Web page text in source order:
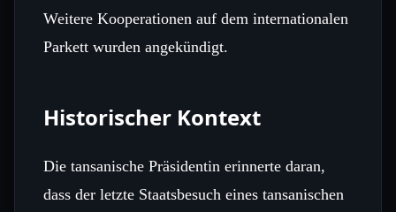
Weitere Kooperationen auf dem internationalen
Parkett wurden angekündigt.
Historischer Kontext
Die tansanische Präsidentin erinnerte daran,
dass der letzte Staatsbesuch eines tansanischen